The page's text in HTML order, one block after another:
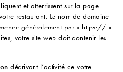
et atterrissent sur la page
restaurant. Le nom de domaine
généralement par « https:// ».
votre site web doit contenir les
décrivant l’activité de votre